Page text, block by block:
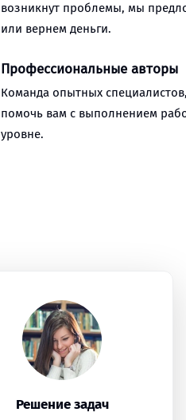
возникнут проблемы, мы
или вернем деньги.
Профессиональные авторы
Команда опытных
помочь вам с выполнением
уровне.
Решение задач